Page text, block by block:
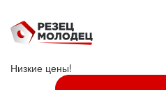
Низкие цены!